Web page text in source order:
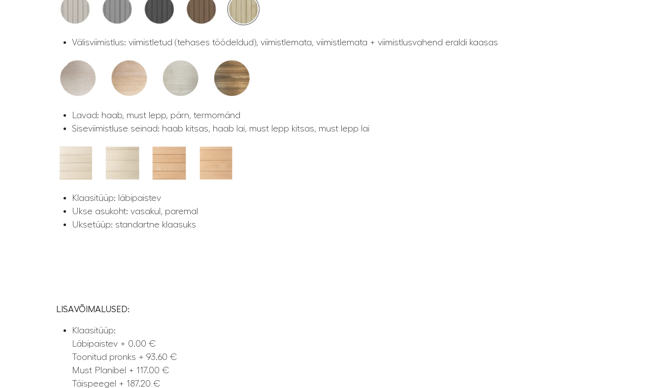
Välisviimistlus: viimistletud (tehases töödeldud), viimistlemata, viimistlemata + viimistlusvahend eraldi kaasas
Lavad: haab, must lepp, pärn, termomänd
Siseviimistluse seinad: haab kitsas, haab lai, must lepp kitsas, must lepp lai
Klaasitüüp: läbipaistev
Ukse asukoht: vasakul, paremal
Uksetüüp: standartne klaasuks
LISAVÕIMALUSED:
Klaasitüüp:
Läbipaistev + 0.00 €
Toonitud pronks + 93.60 €
Must Planibel + 117.00 €
Täispeegel + 187.20 €